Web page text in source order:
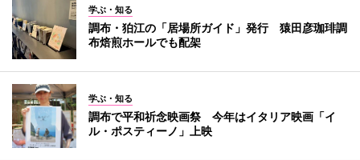
学ぶ・知る
調布・狛江の「居場所ガイド」発行 猿田彦珈琲調
布焙煎ホールでも配架
学ぶ・知る
調布で平和祈念映画祭 今年はイタリア映画「イ
ル・ポスティーノ」上映